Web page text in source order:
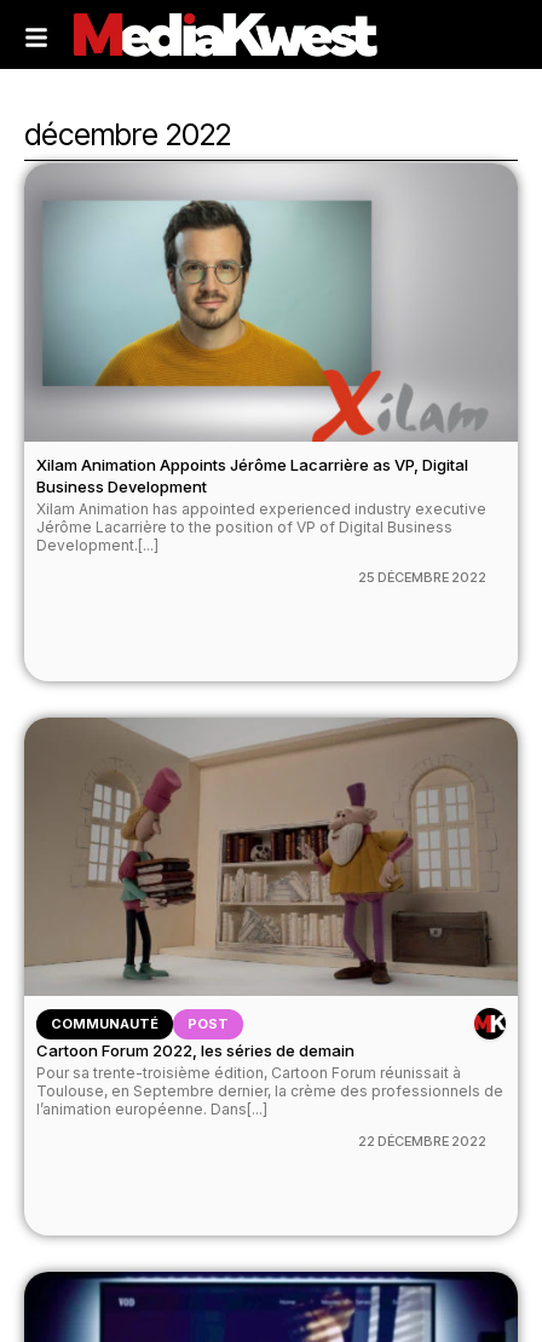
décembre 2022
Xilam Animation Appoints Jérôme Lacarrière as VP, Digital
Business Development
Xilam Animation has appointed experienced industry executive
Jérôme Lacarrière to the position of VP of Digital Business
Development.[...]
25 DÉCEMBRE 2022
COMMUNAUTÉ POST
Cartoon Forum 2022, les séries de demain
Pour sa trente-troisième édition, Cartoon Forum réunissait à
Toulouse, en Septembre dernier, la crème des professionnels de
l’animation européenne. Dans[...]
22 DÉCEMBRE 2022